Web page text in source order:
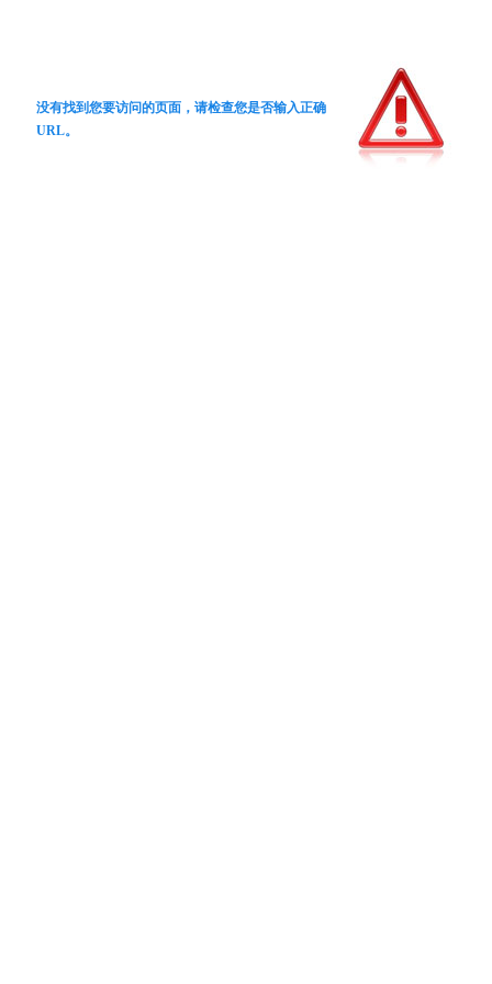
没有找到您要访问的页面，请检查您是否输入正确
URL。